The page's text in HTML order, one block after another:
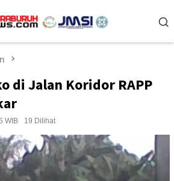
di Jalan Koridor RAPP
WIB 19 Dilihat